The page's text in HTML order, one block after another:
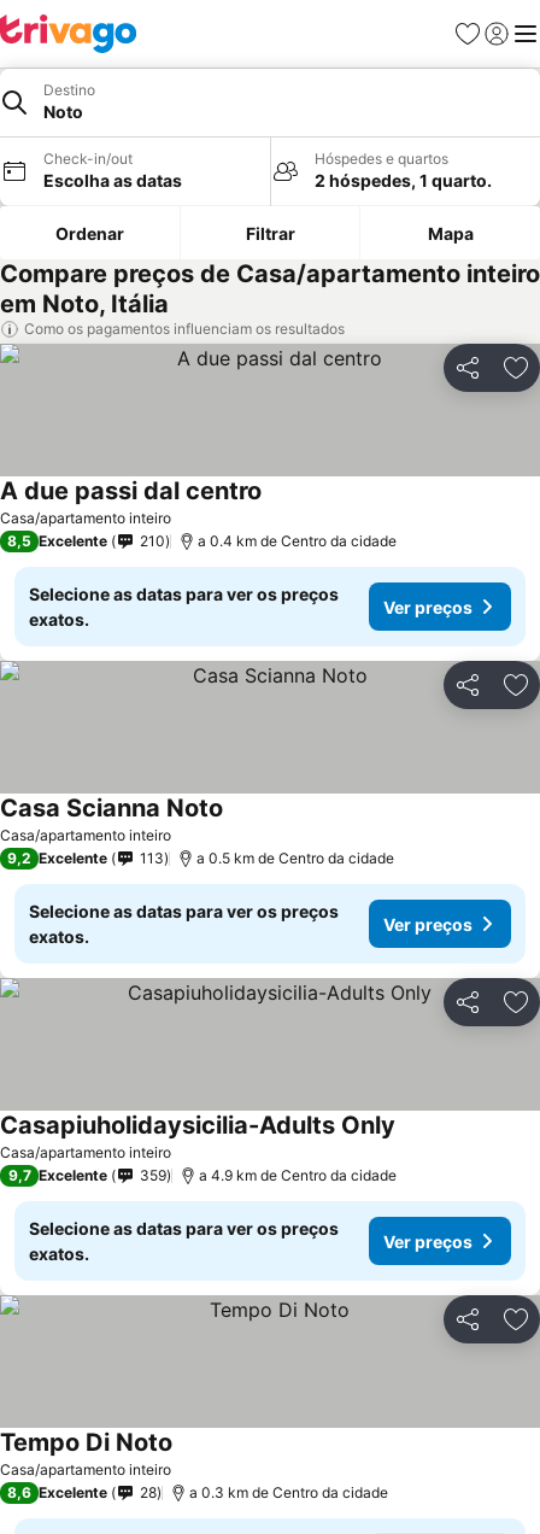
Favoritos
Iniciar
Destino
Noto
Check-in/out
Escolha as datas
Hóspedes e quartos
2 hóspedes, 1 quarto.
Ordenar Filtrar Mapa
Compare preços de Casa/apartamento inteiro
em Noto, Itália
Como os pagamentos influenciam os resultados
Partilhar
Casa/apartamento inteiro
A due passi dal centro
8,5 Excelente 210 a 0.4 km de Centro da cidade
Selecione as datas para ver os preços
exatos.
Ver preços
Partilhar
Casa/apartamento inteiro
Casa Scianna Noto
9,2 Excelente 113 a 0.5 km de Centro da cidade
Selecione as datas para ver os preços
exatos.
Ver preços
Partilhar
Casa/apartamento inteiro
Casapiuholidaysicilia-Adults Only
9,7 Excelente 359 a 4.9 km de Centro da cidade
Selecione as datas para ver os preços
exatos.
Ver preços
Partilhar
Casa/apartamento inteiro
Tempo Di Noto
8,6 Excelente 28 a 0.3 km de Centro da cidade